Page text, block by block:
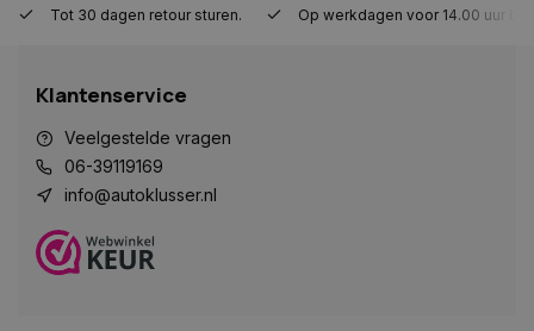
Tot 30 dagen retour sturen. Op werkdagen voor 14.00 uur
Klantenservice
Veelgestelde vragen
06-39119169
info@autoklusser.nl
Strikt noodzakelijk Prestatie
Targeting
Strikt noodzakelijke cookies maken de
gebruikersaanmelding en accountbeheer. De
website kan niet goed worden gebruikt zonder de
strikt noodzakelijke cookies.
Naam
COOKIELAW_STATS